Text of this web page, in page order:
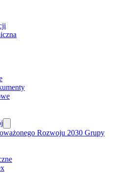
Rozwoju 2030 Grupy